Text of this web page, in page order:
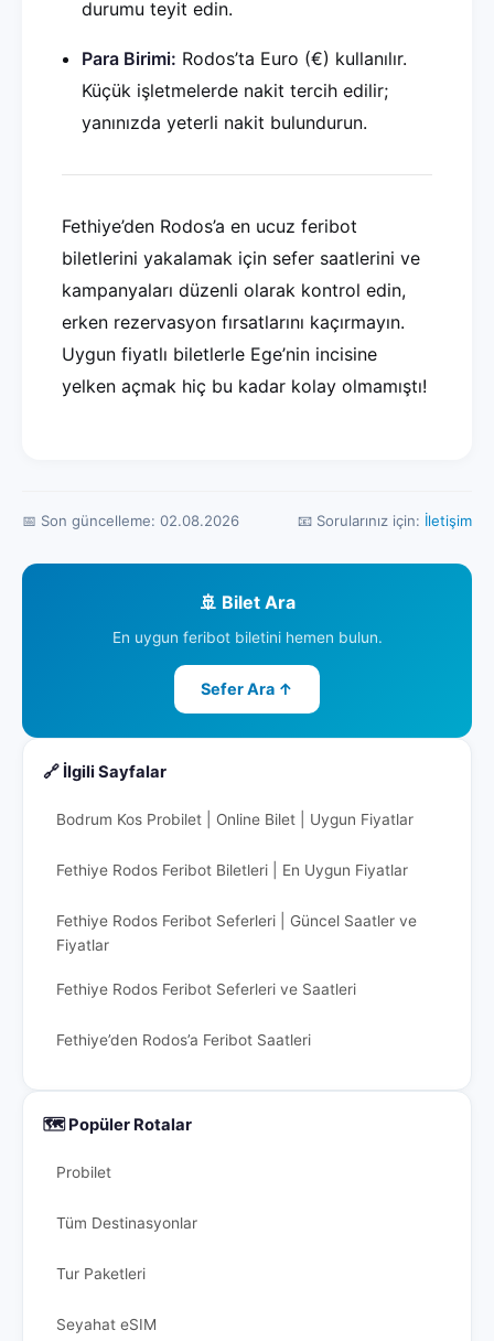
durumu teyit edin.
Para Birimi: Rodos’ta Euro (€) kullanılır.
Küçük işletmelerde nakit tercih edilir;
yanınızda yeterli nakit bulundurun.
Fethiye’den Rodos’a en ucuz feribot
biletlerini yakalamak için sefer saatlerini ve
kampanyaları düzenli olarak kontrol edin,
erken rezervasyon fırsatlarını kaçırmayın.
Uygun fiyatlı biletlerle Ege’nin incisine
yelken açmak hiç bu kadar kolay olmamıştı!
📅 Son güncelleme: 02.08.2026 📧 Sorularınız için: İletişim
🚢 Bilet Ara
En uygun feribot biletini hemen bulun.
Sefer Ara ↑
🔗 İlgili Sayfalar
Bodrum Kos Probilet | Online Bilet | Uygun Fiyatlar
Fethiye Rodos Feribot Biletleri | En Uygun Fiyatlar
Fethiye Rodos Feribot Seferleri | Güncel Saatler ve
Fiyatlar
Fethiye Rodos Feribot Seferleri ve Saatleri
Fethiye’den Rodos’a Feribot Saatleri
🗺️ Popüler Rotalar
Probilet
Tüm Destinasyonlar
Tur Paketleri
Seyahat eSIM